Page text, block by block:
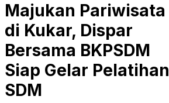
Majukan Pariwisata
di Kukar, Dispar
Bersama BKPSDM
Siap Gelar Pelatihan
SDM